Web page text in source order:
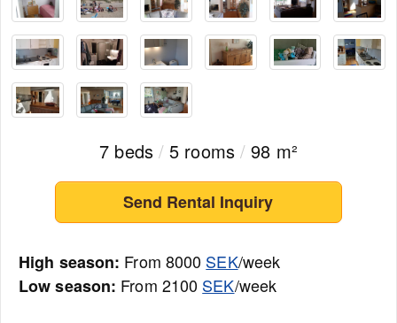
7 beds / 5 rooms / 98 m²
Send Rental Inquiry
High season: From 8000 SEK/week
Low season: From 2100 SEK/week